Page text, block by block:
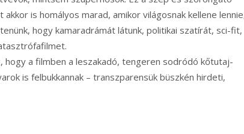
is homályos marad, amikor világosnak kellene
hogy kamaradrámát látunk, politikai szatírát, sci-fit,
hogy a filmben a leszakadó, tengeren sodródó kőtutaj-
is felbukkannak – transzparensük büszkén hirdeti,